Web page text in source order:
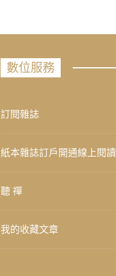
數位服務
訂閱雜誌
紙本雜誌訂戶開通線上閱讀
聽 禪
我的收藏文章